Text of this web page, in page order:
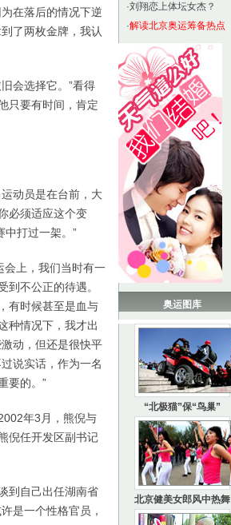
在落后的情况下逆
了两枚金牌，我认
会选择它。”看得
只要有时间，肯定
动员是在台前，大
必须适应这个变
中打过一架。”
上，我们当时有一
不公正的待遇。
有时候甚至是血与
种情况下，我才出
动，但还是很快平
说实话，作为一名
要的。”
年3月，熊倪与
倪任开发区副书记
到自己出任湖南省
是一个性格官员，
·刘翔恋上体坛女杰？
·解读北京奥运筹备热点
奥运图库
“北极猫”保“鸟巢”
北京健美女郎风中热舞